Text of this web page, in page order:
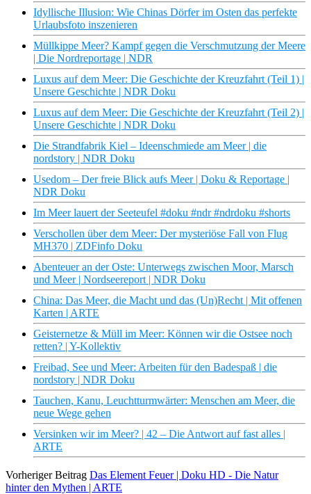
Idyllische Illusion: Wie Chinas Dörfer im Osten das perfekte
Urlaubsfoto inszenieren
Müllkippe Meer? Kampf gegen die Verschmutzung der Meere
| Die Nordreportage | NDR
Luxus auf dem Meer: Die Geschichte der Kreuzfahrt (Teil 1) |
Unsere Geschichte | NDR Doku
Luxus auf dem Meer: Die Geschichte der Kreuzfahrt (Teil 2) |
Unsere Geschichte | NDR Doku
Die Strandfabrik Kiel – Ideenschmiede am Meer | die
nordstory | NDR Doku
Usedom – Der freie Blick aufs Meer | Doku & Reportage |
NDR Doku
Im Meer lauert der Seeteufel #doku #ndr #ndrdoku #shorts
Verschollen über dem Meer: Der mysteriöse Fall von Flug
MH370 | ZDFinfo Doku
Abenteuer an der Oste: Unterwegs zwischen Moor, Marsch
und Meer | Nordseereport | NDR Doku
China: Das Meer, die Macht und das (Un)Recht | Mit offenen
Karten | ARTE
Geisternetze & Müll im Meer: Können wir die Ostsee noch
retten? | Y-Kollektiv
Freibad, See und Meer: Arbeiten für den Badespaß | die
nordstory | NDR Doku
Tauchen, Kanu, Leuchtturmwärter: Menschen am Meer, die
neue Wege gehen
Versinken wir im Meer? | 42 – Die Antwort auf fast alles |
ARTE
Vorheriger Beitrag Das Element Feuer | Doku HD - Die Natur
hinter den Mythen | ARTE